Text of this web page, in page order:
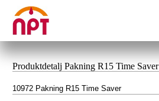
Produktdetalj Pakning R15 Time Saver
10972 Pakning R15 Time Saver